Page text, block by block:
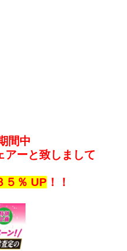
間中
アーと致しまして
５％ UP ！！